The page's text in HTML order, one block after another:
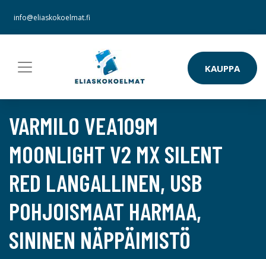
info@eliaskokoelmat.fi
KAUPPA
VARMILO VEA109M
MOONLIGHT V2 MX SILENT
RED LANGALLINEN, USB
POHJOISMAAT HARMAA,
SININEN NÄPPÄIMISTÖ